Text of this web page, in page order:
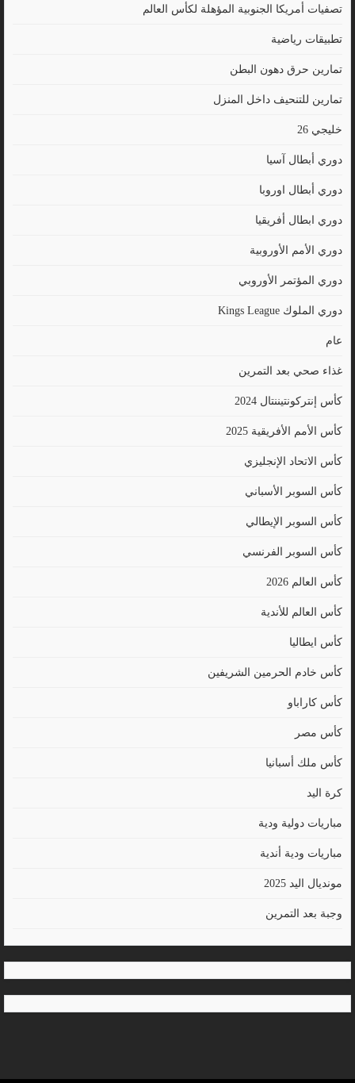
تصفيات أمريكا الجنوبية المؤهلة لكأس العالم
تطبيقات رياضية
تمارين حرق دهون البطن
تمارين للتنحيف داخل المنزل
خليجي 26
دوري أبطال آسيا
دوري أبطال اوروبا
دوري ابطال أفريقيا
دوري الأمم الأوروبية
دوري المؤتمر الأوروبي
دوري الملوك Kings League
عام
غذاء صحي بعد التمرين
كأس إنتركونتيننتال 2024
كأس الأمم الأفريقية 2025
كأس الاتحاد الإنجليزي
كأس السوبر الأسباني
كأس السوبر الإيطالي
كأس السوبر الفرنسي
كأس العالم 2026
كأس العالم للأندية
كأس ايطاليا
كأس خادم الحرمين الشريفين
كأس كاراباو
كأس مصر
كأس ملك أسبانيا
كرة اليد
مباريات دولية ودية
مباريات ودية أندية
مونديال اليد 2025
وجبة بعد التمرين